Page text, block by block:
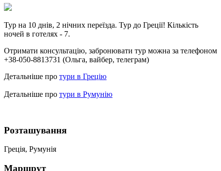
Тур на 10 днів, 2 нічних переїзда. Тур до Греції! Кількість
ночей в готелях - 7.
Отримати консультацію, забронювати тур можна за телефоном
+38-050-8813731 (Ольга, вайбер, телеграм)
Детальніше про тури в Грецію
Детальніше про тури в Румунію
Розташування
Греція, Румунія
Маршрут